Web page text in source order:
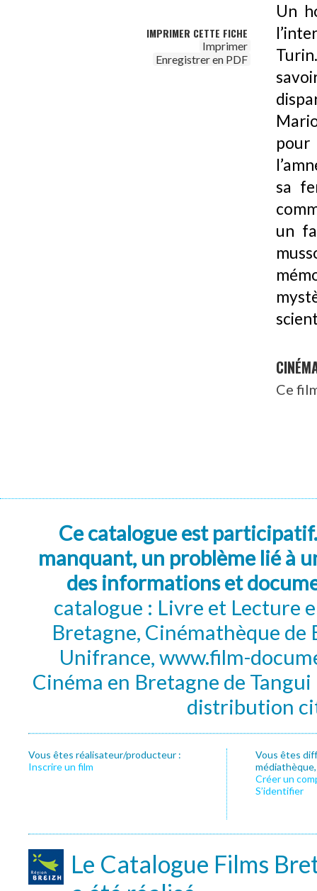
IMPRIMER CETTE FICHE
Imprimer
Enregistrer en PDF
Un
pour
sa
un
Ce
Ce catalogue est
manquant, un problème lié à
des informations et
catalogue : Livre et Lecture
Bretagne, Cinémathèque de
Unifrance, www.film-
Cinéma en Bretagne de
distribution
Vous êtes réalisateur/producteur :
Inscrire un film
Vous êtes
Créer un
S’identifier
Le Catalogue Films